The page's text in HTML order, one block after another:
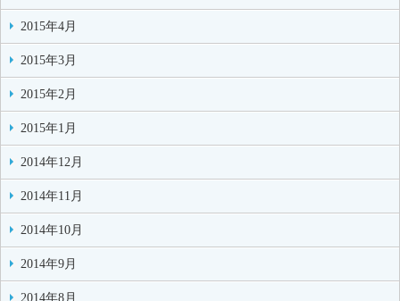
2015年4月
2015年3月
2015年2月
2015年1月
2014年12月
2014年11月
2014年10月
2014年9月
2014年8月